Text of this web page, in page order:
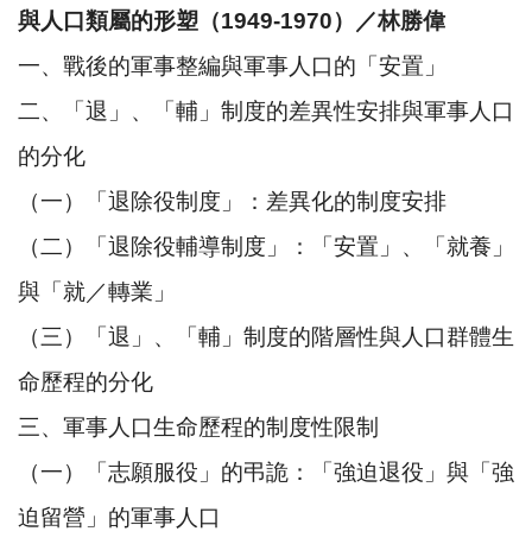
與人口類屬的形塑（1949-1970）／林勝偉
一、戰後的軍事整編與軍事人口的「安置」
二、「退」、「輔」制度的差異性安排與軍事人口
的分化
（一）「退除役制度」：差異化的制度安排
（二）「退除役輔導制度」：「安置」、「就養」
與「就／轉業」
（三）「退」、「輔」制度的階層性與人口群體生
命歷程的分化
三、軍事人口生命歷程的制度性限制
（一）「志願服役」的弔詭：「強迫退役」與「強
迫留營」的軍事人口